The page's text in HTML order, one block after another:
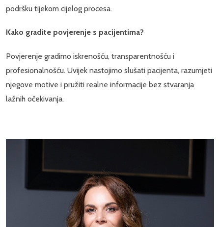
podršku tijekom cijelog procesa.
Kako gradite povjerenje s pacijentima?
Povjerenje gradimo iskrenošću, transparentnošću i
profesionalnošću. Uvijek nastojimo slušati pacijenta, razumjeti
njegove motive i pružiti realne informacije bez stvaranja
lažnih očekivanja.